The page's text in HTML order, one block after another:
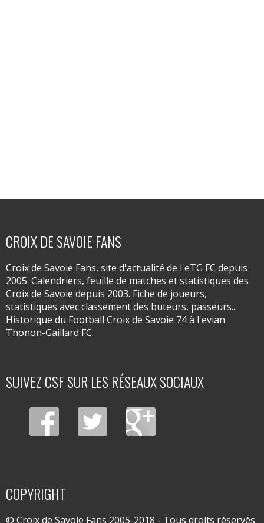
CROIX DE SAVOIE FANS
Croix de Savoie Fans, site d'actualité de l'eTG FC depuis
2005. Calendriers, feuille de matches et statistiques des
Croix de Savoie depuis 2003. Fiche de joueurs,
statistiques avec classement des buteurs, passeurs...
Historique du Football Croix de Savoie 74 à l'evian
Thonon-Gaillard FC.
SUIVEZ CSF SUR LES RÉSEAUX SOCIAUX
COPYRIGHT
© Croix de Savoie Fans 2005-2018 - Tous droits réservés